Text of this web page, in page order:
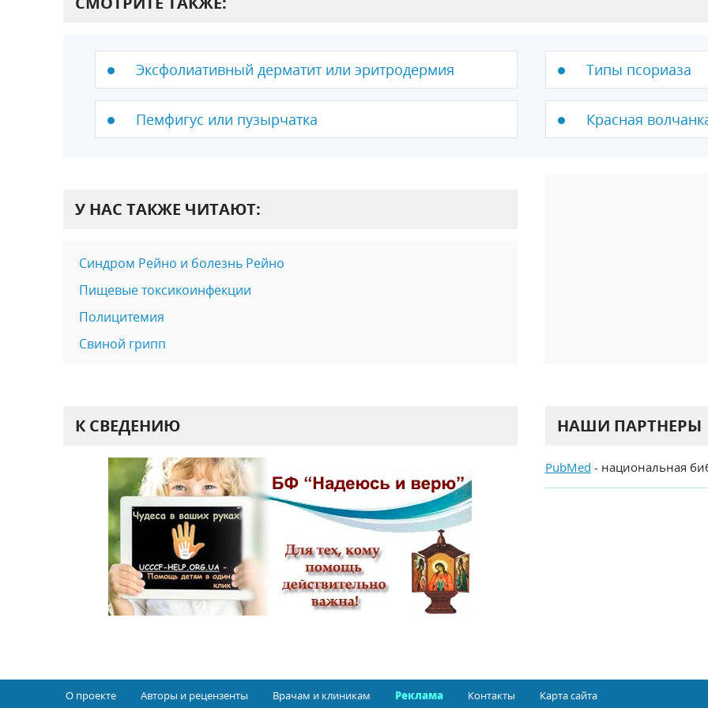
Эксфолиативный дерматит или эритродермия Типы псориаза
Пемфигус или пузырчатка Красная
У НАС ТАКЖЕ ЧИТАЮТ:
Синдром Рейно и болезнь Рейно
Пищевые токсикоинфекции
Полицитемия
Свиной грипп
К СВЕДЕНИЮ НАШИ ПАРТНЕРЫ
PubMed - национальная
О проекте Авторы и рецензенты Врачам и клиникам Реклама Контакты Карта сайта